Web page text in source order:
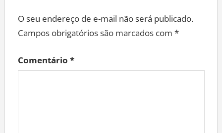
O seu endereço de e-mail não será publicado.
Campos obrigatórios são marcados com *
Comentário *